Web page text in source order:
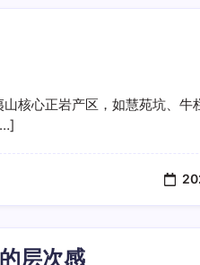
核心正岩产区，如慧苑坑、牛
层次感